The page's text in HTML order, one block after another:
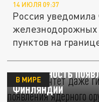
14 ИЮЛЯ 09:37
Россия
железнодорожных
пунктов на
Россия учтет
возможность
Финляндии
В МИРЕ